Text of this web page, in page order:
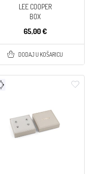
LEE COOPER
BOX
65,00 €
DODAJ U KOŠARICU